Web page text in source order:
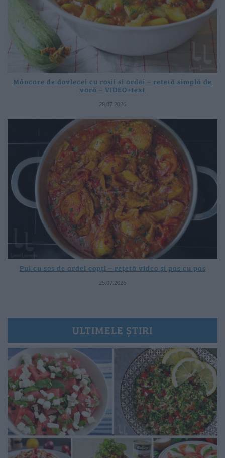
Mâncare de dovlecei cu roșii și ardei – rețetă simplă de
vară – VIDEO+text
28.07.2026
Pui cu sos de ardei copți – rețetă video și pas cu pas
25.07.2026
ULTIMELE ȘTIRI